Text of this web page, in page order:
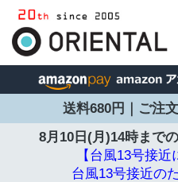
送料680円｜ご注
8月10日(月)14時まで
【台風13号接近
台風13号接近の